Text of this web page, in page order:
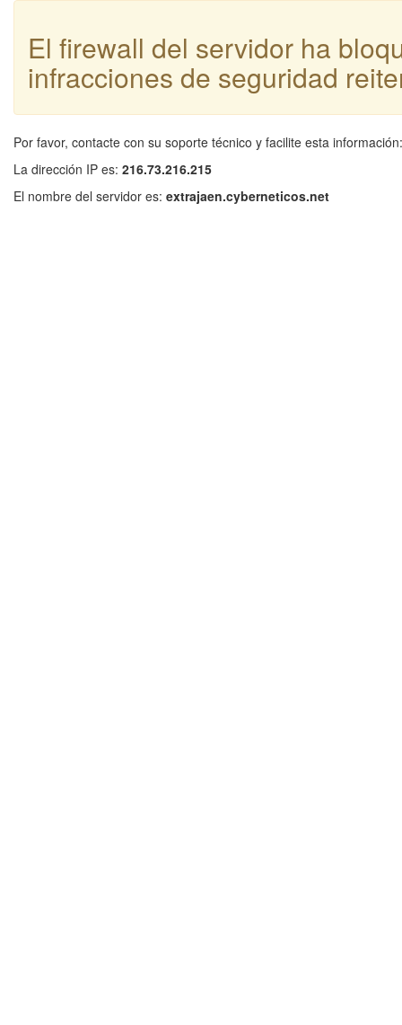
El firewall del servidor ha
infracciones de seguridad
Por favor, contacte con su soporte técnico y facilite esta información:
La dirección IP es: 216.73.216.215
El nombre del servidor es: extrajaen.cyberneticos.net